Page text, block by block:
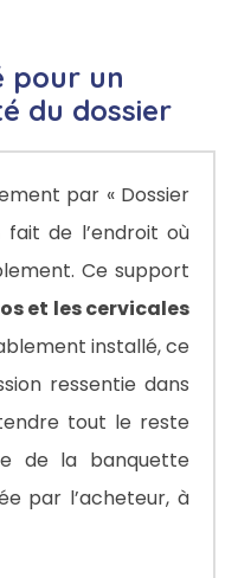
pour un
du dossier
par « Dossier
fait de l’endroit où
Ce support
et les cervicales
installé, ce
ressentie dans
tout le reste
de la banquette
par l’acheteur, à